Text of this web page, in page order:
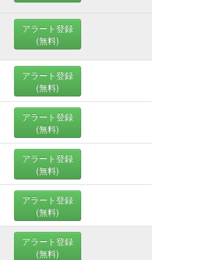
アラート登録
(無料)
アラート登録
(無料)
アラート登録
(無料)
アラート登録
(無料)
アラート登録
(無料)
アラート登録
(無料)